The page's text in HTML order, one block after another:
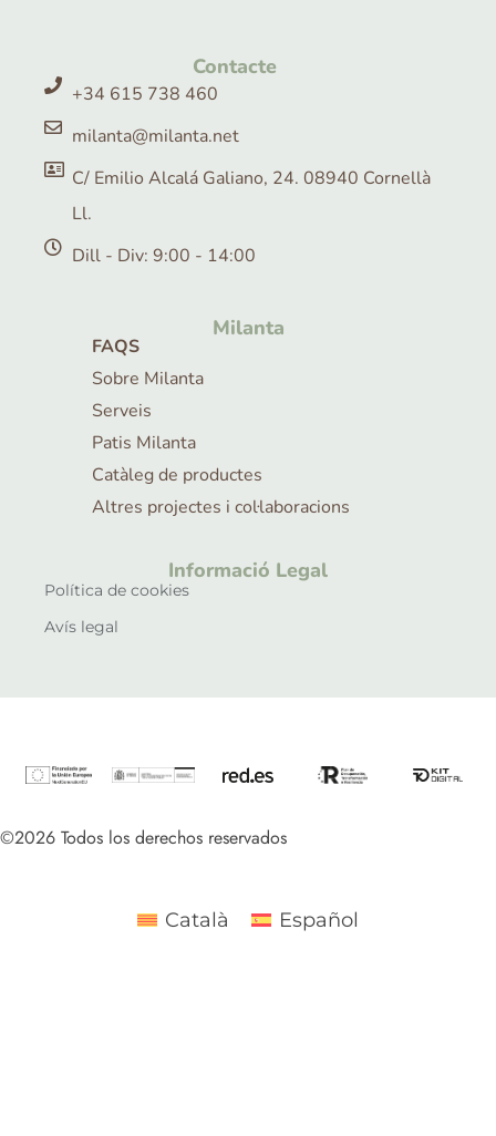
Contacte
+34 615 738 460
milanta@milanta.net
C/ Emilio Alcalá Galiano, 24. 08940 Cornellà
Ll.
Dill - Div: 9:00 - 14:00
Milanta
FAQS
Sobre Milanta
Serveis
Patis Milanta
Catàleg de productes
Altres projectes i col·laboracions
Informació Legal
Política de cookies
Avís legal
©2026 Todos los derechos reservados
Català Español